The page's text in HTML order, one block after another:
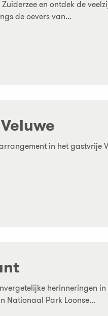
en ontdek de
de oevers van...
in het gastvrije
herinneringen
Nationaal Park Loonse...